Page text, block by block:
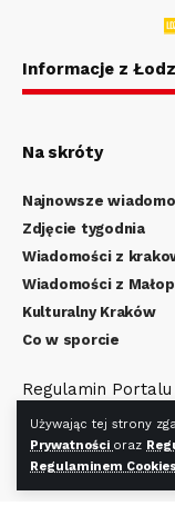
Używając tej strony
Prywatności oraz
Regulaminem Cookies
Informacje z
Na skróty
Najnowsze
Zdjęcie tygodnia
Wiadomości z
Wiadomości z
Kulturalny Kraków
Co w sporcie
Regulamin Portalu
Polityka
Regulamin Cookies